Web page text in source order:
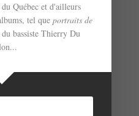
Québec et d'ailleurs
tel queportraits de
bassiste Thierry Du